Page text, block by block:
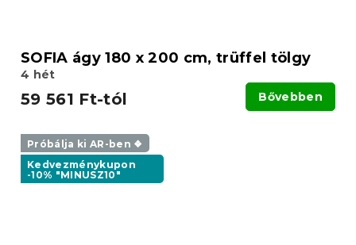
SOFIA ágy 180 x 200 cm, trüffel tölgy
4 hét
59 561 Ft-tól Bővebben
Próbálja ki AR-ben ❖
Kedvezménykupon
-10% "MINUSZ10"